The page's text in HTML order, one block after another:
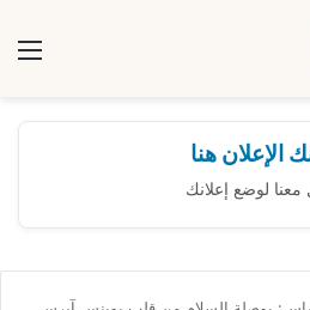
الإعلان هنا
لوضع إعلانك